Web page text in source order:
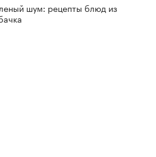
шум: рецепты блюд из